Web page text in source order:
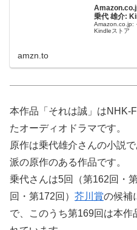
乗代 雄介:
Amazon.co.jp:
Kindleストア
amzn.to
本作品「それは誠」はNHK-
たオーディオドラマです。
原作は乗代雄介さんの小説
派の原作のある作品です。
乗代さんは5回（第162回・
回・第172回） 芥川賞の候補
で、このうち第169回は本作